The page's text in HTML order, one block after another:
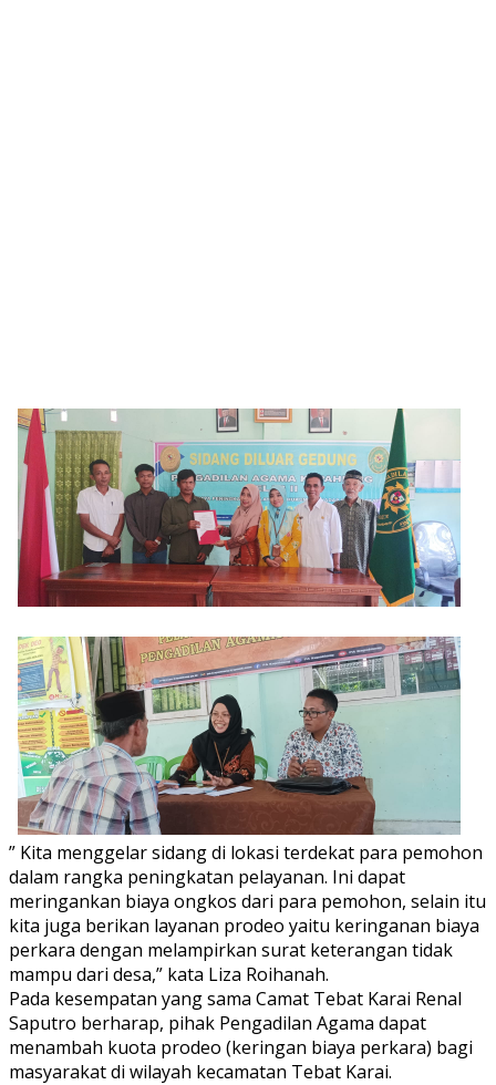
” Kita menggelar sidang di lokasi terdekat para pemohon
dalam rangka peningkatan pelayanan. Ini dapat
meringankan biaya ongkos dari para pemohon, selain itu
kita juga berikan layanan prodeo yaitu keringanan biaya
perkara dengan melampirkan surat keterangan tidak
mampu dari desa,” kata Liza Roihanah.
Pada kesempatan yang sama Camat Tebat Karai Renal
Saputro berharap, pihak Pengadilan Agama dapat
menambah kuota prodeo (keringan biaya perkara) bagi
masyarakat di wilayah kecamatan Tebat Karai.